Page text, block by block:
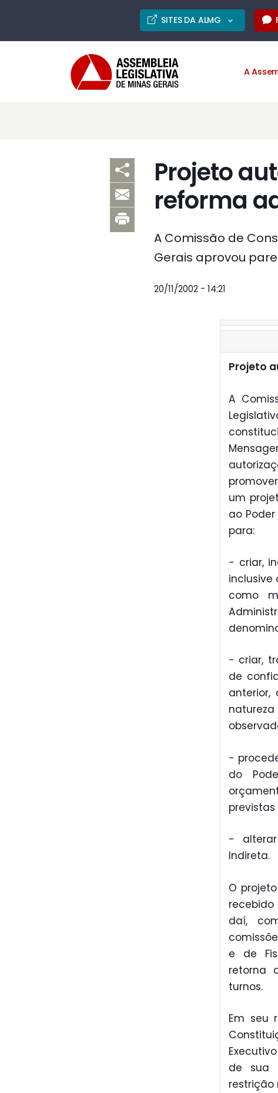
SITES DA ALMG
A
Projeto
reforma
A Comissão de
Gerais aprovou
20/11/2002 - 14:21
Projeto
A
um
ao
para:
- criar,
inclusive
como
- criar,
de
anterior,
-
do
-
Indireta.
O
daí,
e de
retorna
turnos.
Em seu
de sua
restrição